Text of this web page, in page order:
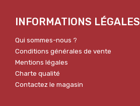
INFORMATIONS LÉGALES
Qui sommes-nous ?
Conditions générales de vente
Mentions légales
Charte qualité
Contactez le magasin